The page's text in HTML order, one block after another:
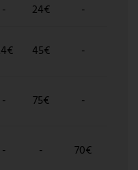
- 24€
-
45€ -
- 75€ -
- - 70€